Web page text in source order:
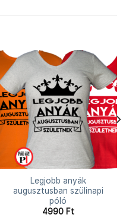
Legjobb anyák
augusztusban szülinapi
póló
4990 Ft